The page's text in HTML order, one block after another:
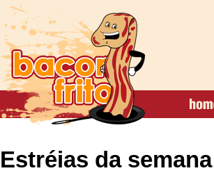
Estréias da